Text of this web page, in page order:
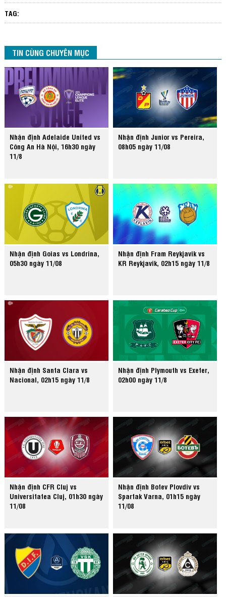
TAG:
TIN CÙNG CHUYÊN MỤC
Nhận định Adelaide United vs
Công An Hà Nội, 16h30 ngày
11/8
Nhận định Junior vs Pereira,
08h05 ngày 11/08
Nhận định Goias vs Londrina,
05h30 ngày 11/08
Nhận định Fram Reykjavik vs
KR Reykjavik, 02h15 ngày 11/8
Nhận định Santa Clara vs
Nacional, 02h15 ngày 11/8
Nhận định Plymouth vs Exeter,
02h00 ngày 11/8
Nhận định CFR Cluj vs
Universitatea Cluj, 01h30 ngày
11/08
Nhận định Botev Plovdiv vs
Spartak Varna, 01h15 ngày
11/08